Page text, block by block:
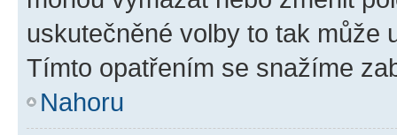
uskutečněné volby to tak může
Tímto opatřením se snažíme
Nahoru